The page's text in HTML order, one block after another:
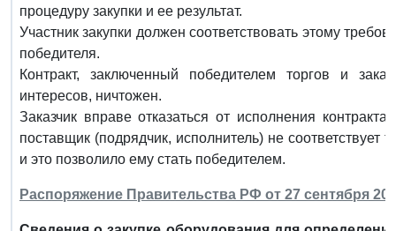
процедуру закупки и ее результат.
Участник закупки должен соответствовать этому
победителя.
Контракт, заключенный победителем торгов и
интересов, ничтожен.
Заказчик вправе отказаться от исполнения
поставщик (подрядчик, исполнитель) не соответствует
и это позволило ему стать победителем.
Распоряжение Правительства РФ от 27 сентября